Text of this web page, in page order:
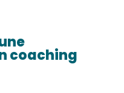
coaching